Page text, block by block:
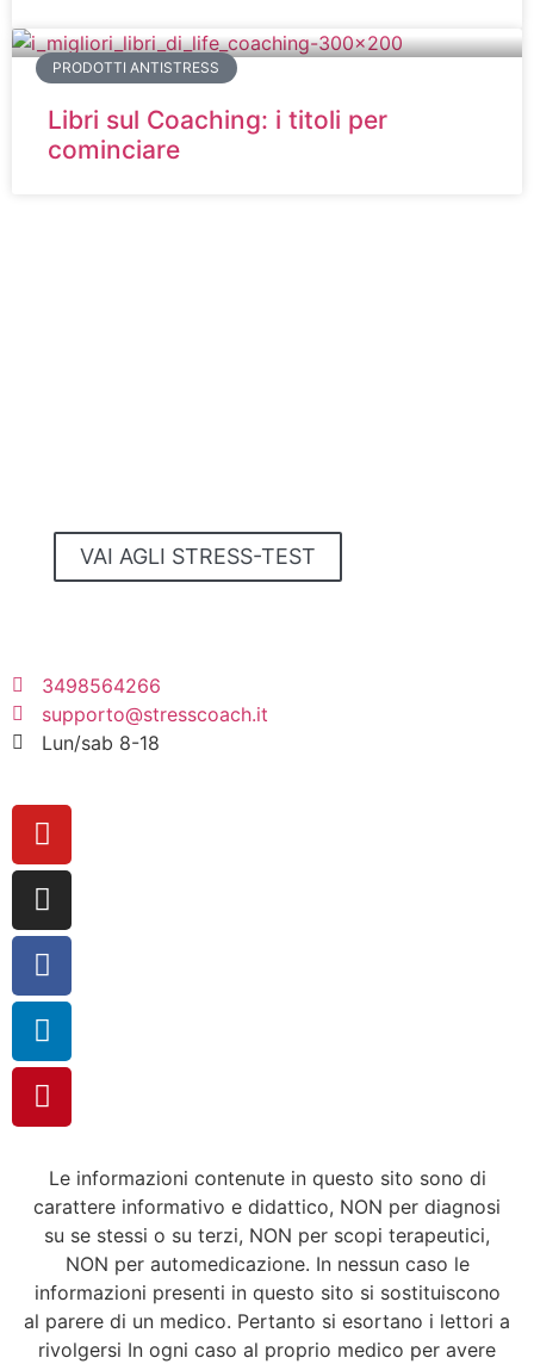
PRODOTTI ANTISTRESS
Libri sul Coaching: i titoli per
cominciare
VAI AGLI STRESS-TEST
3498564266
supporto@stresscoach.it
Lun/sab 8-18
Le informazioni contenute in questo sito sono di
carattere informativo e didattico, NON per diagnosi
su se stessi o su terzi, NON per scopi terapeutici,
NON per automedicazione. In nessun caso le
informazioni presenti in questo sito si sostituiscono
al parere di un medico. Pertanto si esortano i lettori a
rivolgersi In ogni caso al proprio medico per avere